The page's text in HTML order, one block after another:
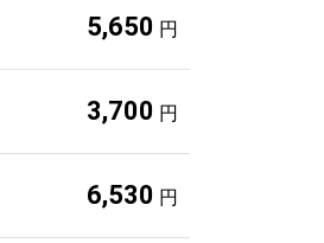
5,650 円
3,700 円
6,530 円